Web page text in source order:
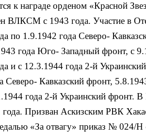
к награде орденом «Красной
ВЛКСМ с 1943 года. Участие в
по 1.9.1942 года Северо-
года Юго- Западный фронт, с
и с 12.3.1944 года 2-й
Северо- Кавказский фронт,
года 2-й Украинский фронт.
года. Призван Аскизским РВК
«За отвагу» приказ № 024/Н